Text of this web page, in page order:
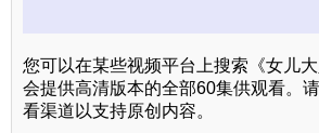
您可以在某些视频平台上搜索《女儿
会提供高清版本的全部60集供观看。
看渠道以支持原创内容。